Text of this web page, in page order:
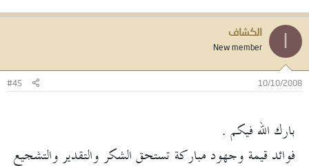
الكشاف
New member
10/10/2008
#45
بارك الله فيكم .
فوائد قيمة وجهود مباركة تستحق الشكر والتقدير والتشجيع